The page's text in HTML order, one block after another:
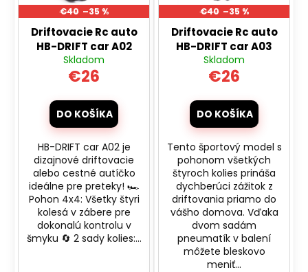
or
€40 –35 %
Driftovacie Rc auto
HB-DRIFT car A02
Skladom
€26
DO KOŠÍKA
HB-DRIFT car A02 je
dizajnové driftovacie
alebo cestné autíčko
ideálne pre preteky! 🏎️
Pohon 4x4: Všetky štyri
kolesá v zábere pre
dokonalú kontrolu v
šmyku 🔄 2 sady kolies:...
€40 –35 %
Driftovacie Rc auto
HB-DRIFT car A03
Skladom
€26
DO KOŠÍKA
Tento športový model s
pohonom všetkých
štyroch kolies prináša
dychberúci zážitok z
driftovania priamo do
vášho domova. Vďaka
dvom sadám
pneumatík v balení
môžete bleskovo
meniť...
á
HĽADAŤ